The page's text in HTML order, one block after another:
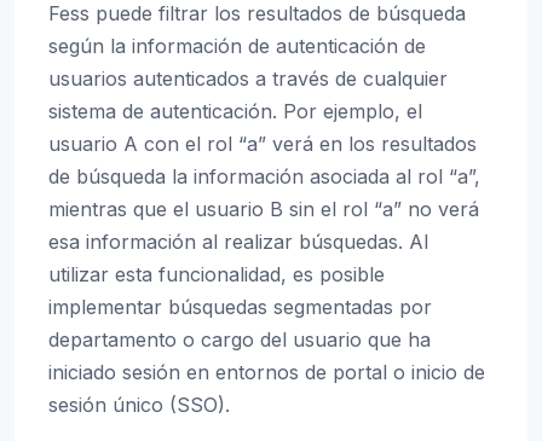
Fess puede filtrar los resultados de búsqueda
según la información de autenticación de
usuarios autenticados a través de cualquier
sistema de autenticación. Por ejemplo, el
usuario A con el rol “a” verá en los resultados
de búsqueda la información asociada al rol “a”,
mientras que el usuario B sin el rol “a” no verá
esa información al realizar búsquedas. Al
utilizar esta funcionalidad, es posible
implementar búsquedas segmentadas por
departamento o cargo del usuario que ha
iniciado sesión en entornos de portal o inicio de
sesión único (SSO).